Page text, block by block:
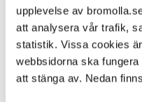
upplevelse av
att analysera vår trafik,
statistik. Vissa cookies
webbsidorna ska
att stänga av. Nedan
9 June 2026
Webbsida
Nedan listas avgifter